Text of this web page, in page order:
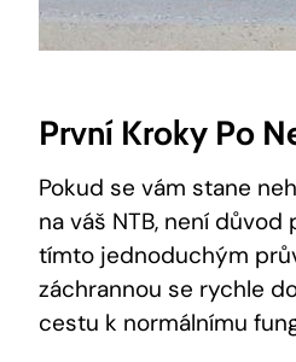
První Kroky Po
Pokud se vám stane
na váš NTB, není
tímto jednoduchým
záchrannou se rychle
cestu k normálnímu